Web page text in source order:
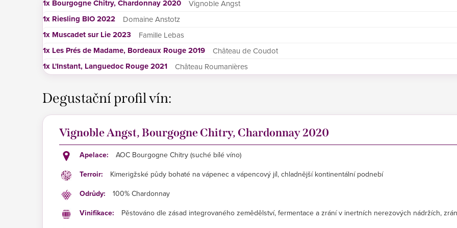
1x Bourgogne Chitry, Chardonnay 2020 Vignoble Angst
1x Riesling BIO 2022 Domaine Anstotz
1x Muscadet sur Lie 2023 Famille Lebas
1x Les Prés de Madame, Bordeaux Rouge 2019 Château de Coudot
1x L'Instant, Languedoc Rouge 2021 Château Roumanières
Degustační profil vín:
Vignoble Angst, Bourgogne Chitry, Chardonnay 2020
Apelace: AOC Bourgogne Chitry (suché bílé víno)
Terroir: Kimerigžské půdy bohaté na vápenec a vápencový jíl, chladnější kontinentální podnebí
Odrůdy: 100% Chardonnay
Vinifikace: Pěstováno dle zásad integrovaného zemědělství, fermentace a zrání v inertních nerezových nádržích,